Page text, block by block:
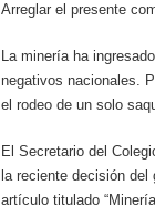
Arreglar el presente
La minería ha
negativos nacionales.
el rodeo de un solo
El Secretario del
la reciente decisión
artículo titulado